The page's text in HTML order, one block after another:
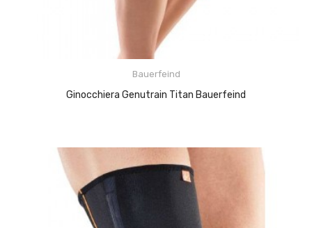
Bauerfeind
Ginocchiera Genutrain Titan Bauerfeind